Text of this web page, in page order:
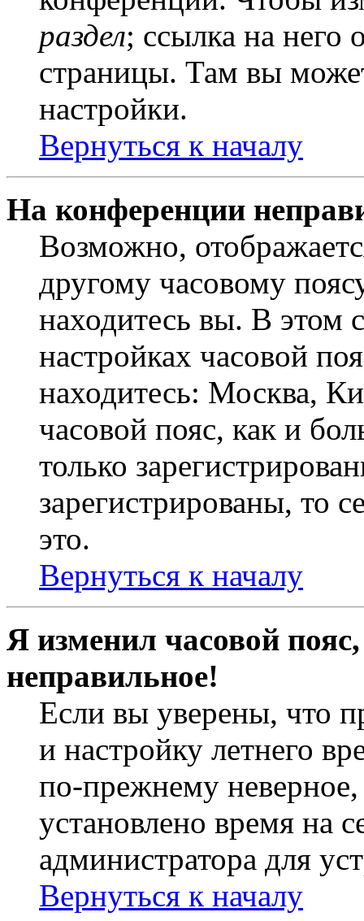
раздел; ссылка на него
страницы. Там вы
настройки.
Вернуться к началу
На конференции
Возможно,
другому часовому
находитесь вы. В этом
настройках часовой
находитесь: Москва,
часовой пояс, как и
только
зарегистрированы, то
это.
Вернуться к началу
Я изменил часовой
неправильное!
Если вы уверены, что
и настройку летнего
по-прежнему неверное,
установлено время на
администратора для
Вернуться к началу